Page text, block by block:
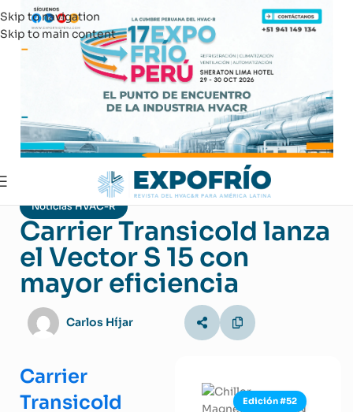
Skip to navigation
Skip to main content
Noticias HVAC-R
Carrier Transicold lanza
el Vector S 15 con
mayor eficiencia
Carlos Híjar
Carrier
Transicold
Edición #52